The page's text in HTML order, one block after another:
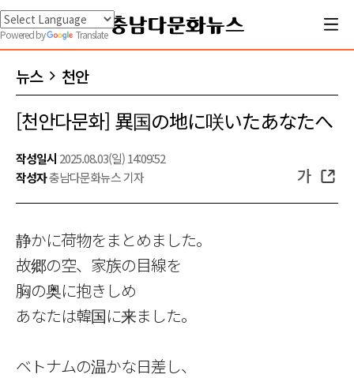
Powered by Translate
뉴스 천안
[천안다문화] 異国の地に咲いたあなたへ
작성일시 2025.08.03(일) 14:09:52
작성자충남다문화뉴스 기자 가
静かに荷物をまとめました。
故郷の空、家族の目線を
胸の奥に抱きしめ
あなたは韓国に来ました。
ベトナムの温かな日差し、